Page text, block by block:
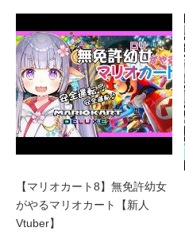
【マリオカート8】無免許幼女
がやるマリオカート【新人
Vtuber】